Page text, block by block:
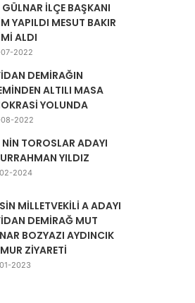
İLÇE BAŞKANI
YAPILDI MESUT BAKIR
ALDI
2022
DEMİRAĞIN
ALTILI MASA
YOLUNDA
2022
NİN TOROSLAR ADAYI
YILDIZ
2024
MİLLETVEKİLİ A ADAYI
DEMİRAĞ MUT
BOZYAZI AYDINCIK
ZİYARETİ
2023